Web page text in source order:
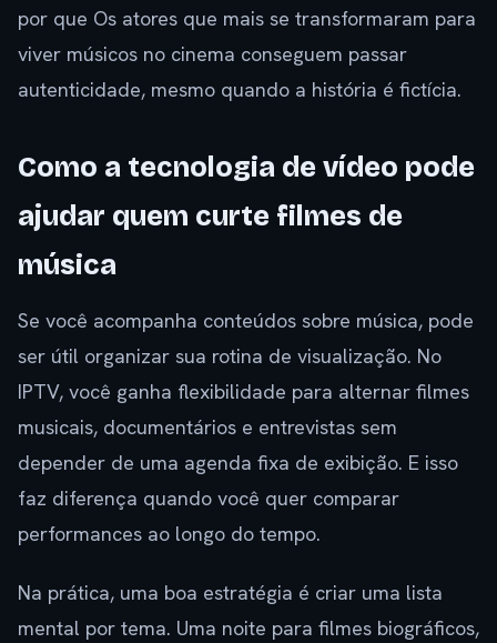
por que Os atores que mais se transformaram para
viver músicos no cinema conseguem passar
autenticidade, mesmo quando a história é fictícia.
Como a tecnologia de vídeo pode
ajudar quem curte filmes de
música
Se você acompanha conteúdos sobre música, pode
ser útil organizar sua rotina de visualização. No
IPTV, você ganha flexibilidade para alternar filmes
musicais, documentários e entrevistas sem
depender de uma agenda fixa de exibição. E isso
faz diferença quando você quer comparar
performances ao longo do tempo.
Na prática, uma boa estratégia é criar uma lista
mental por tema. Uma noite para filmes biográficos,